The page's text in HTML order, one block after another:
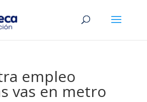
empleo
vas en metro